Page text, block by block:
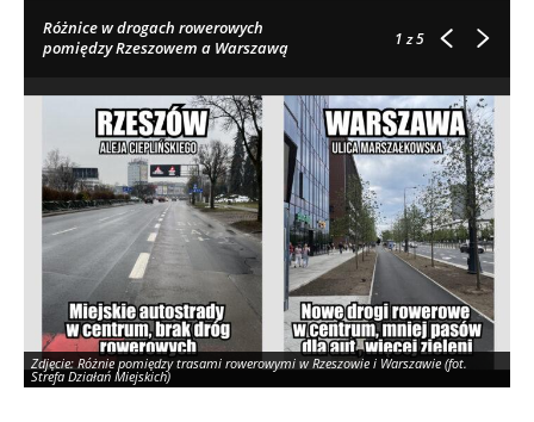
Różnice w drogach rowerowych
pomiędzy Rzeszowem a Warszawą
1z 5
Zdjęcie: Różnie pomiędzy trasami rowerowymi w Rzeszowie i Warszawie (fot.
Strefa Działań Miejskich)